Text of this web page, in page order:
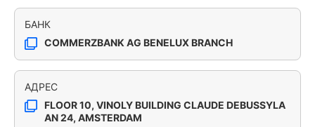
БАНК
COMMERZBANK AG BENELUX BRANCH
АДРЕС
FLOOR 10, VINOLY BUILDING CLAUDE DEBUSSYLA
AN 24, AMSTERDAM